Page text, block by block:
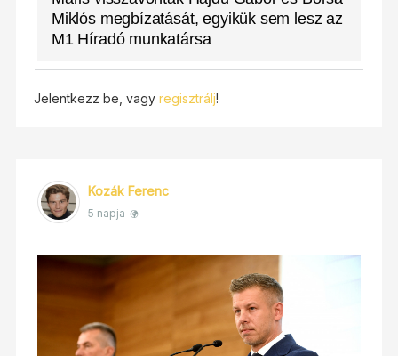
Miklós megbízatását, egyikük sem lesz az
M1 Híradó munkatársa
Jelentkezz be, vagy regisztrálj!
Kozák Ferenc
5 napja